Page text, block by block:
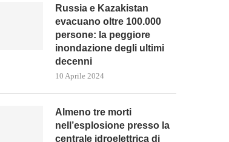
Russia e Kazakistan
evacuano oltre 100.000
persone: la peggiore
inondazione degli ultimi
decenni
10 Aprile 2024
Almeno tre morti
nell’esplosione presso la
centrale idroelettrica di